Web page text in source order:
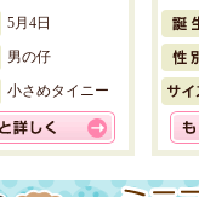
5月4日
男の仔
小さめタイニー